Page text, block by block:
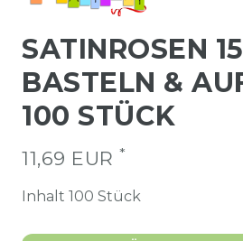
SATINROSEN
BASTELN &
100 STÜCK
11,69 EUR *
Inhalt 100 Stück